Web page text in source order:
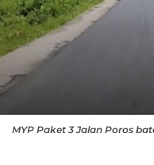
MYP Paket 3 Jalan Poros